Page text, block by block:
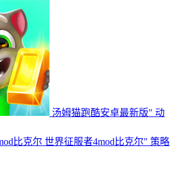
汤姆猫跑酷安卓最新版" 动
世界征服者4mod比克尔" 策略